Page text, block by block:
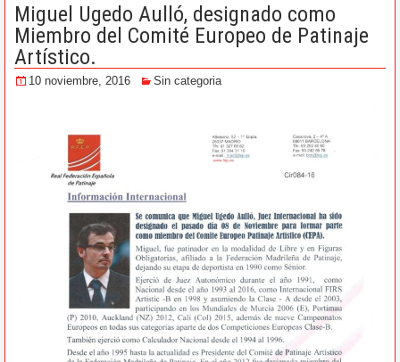
Miguel Ugedo Aulló, designado como
Miembro del Comité Europeo de Patinaje
Artístico.
10 noviembre, 2016 Sin categoria